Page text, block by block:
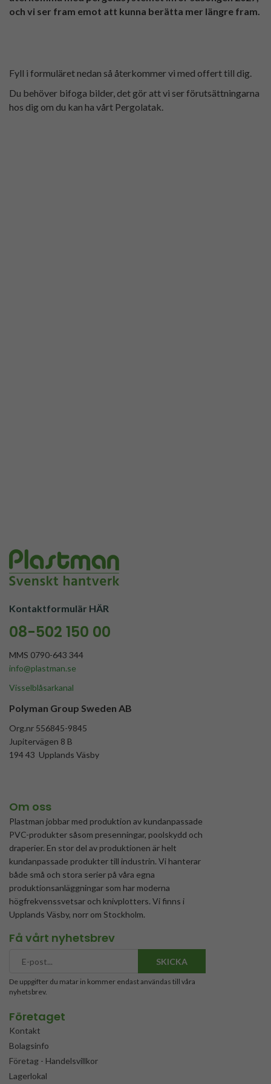
och vi ser fram emot att kunna berätta mer längre fram.
Fyll i formuläret nedan så återkommer vi med offert till dig.
Du behöver bifoga bilder, det gör att vi ser förutsättningarna
hos dig om du kan ha vårt Pergolatak.
Kontaktformulär HÄR
08-502 150 00
MMS 0790-643 344
info@plastman.se
Visselblåsarkanal
Polyman Group Sweden AB
Org.nr 556845-9845
Jupitervägen 8 B
194 43 Upplands Väsby
Om oss
Plastman jobbar med produktion av kundanpassade
PVC-produkter såsom presenningar, poolskydd och
draperier. En stor del av produktionen är helt
kundanpassade produkter till industrin. Vi hanterar
både små och stora serier på våra egna
produktionsanläggningar som har moderna
högfrekvenssvetsar och knivplotters. Vi finns i
Upplands Väsby, norr om Stockholm.
Få vårt nyhetsbrev
SKICKA
De uppgifter du matar in kommer endast användas till våra
nyhetsbrev.
Företaget
Kontakt
Bolagsinfo
Företag - Handelsvillkor
Lagerlokal